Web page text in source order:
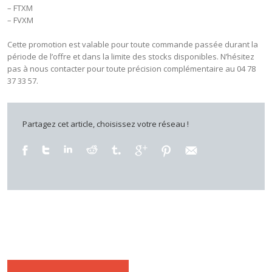
– FTXM
– FVXM
Cette promotion est valable pour toute commande passée durant la
période de l’offre et dans la limite des stocks disponibles. N’hésitez
pas à nous contacter pour toute précision complémentaire au 04 78
37 33 57.
Partagez cet article, choisissez votre réseau !